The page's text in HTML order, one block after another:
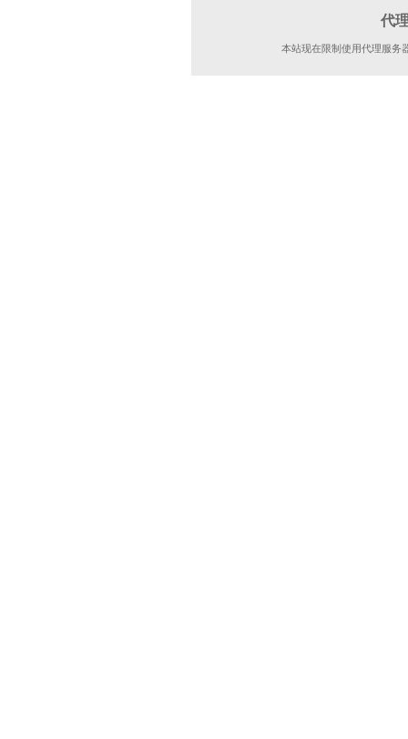
代
本站现在限制使用代理服务